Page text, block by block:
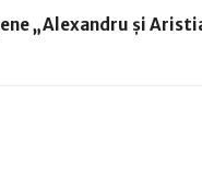
„Alexandru și